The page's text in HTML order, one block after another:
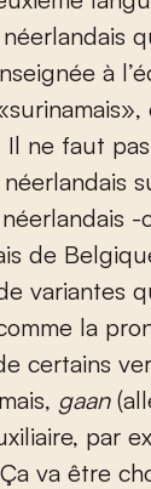
à
ne faut
-
de
variantes
la
certains
gaan
par
va être